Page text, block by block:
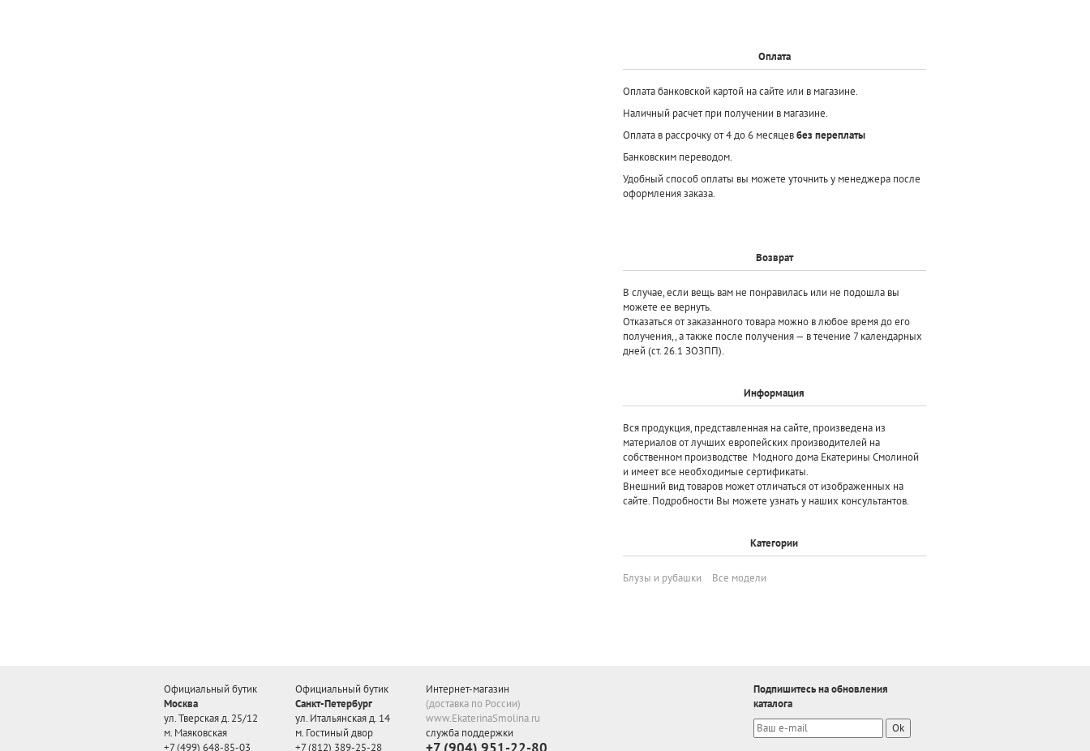
Оплата
Оплата банковской картой на сайте или в магазине.
Наличный расчет при получении в магазине.
Оплата в рассрочку от 4 до 6 месяцевбез переплаты
Банковским переводом.
Удобный способ оплаты вы можете уточнить у менеджера после
оформления заказа.
Возврат
В случае, если вещь вам не понравилась или не подошла вы
можете ее вернуть.
Отказаться от заказанного товара можно в любое время до его
получения,, а также после получения — в течение 7 календарных
дней (ст. 26.1 ЗОЗПП).
Информация
Вся продукция, представленная на сайте, произведена из
материалов от лучших европейских производителей на
собственном производстве Модного дома Екатерины Смолиной
и имеет все необходимые сертификаты.
Внешний вид товаров может отличаться от изображенных на
сайте. Подробности Вы можете узнать у наших консультантов.
Категории
Блузы и рубашки Все модели
Официальный бутик
Москва
ул. Тверская д. 25/12
м. Маяковская
+7 (499) 648-85-03
Официальный бутик
Санкт-Петербург
ул. Итальянская д. 14
м. Гостиный двор
+7 (812) 389-25-28
Интернет-магазин
(доставка по России)
www.EkaterinaSmolina.ru
служба поддержки
Подпишитесь на обновления
каталога
Ok